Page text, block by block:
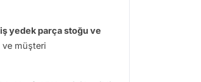
yedek parça stoğu ve
ve müşteri